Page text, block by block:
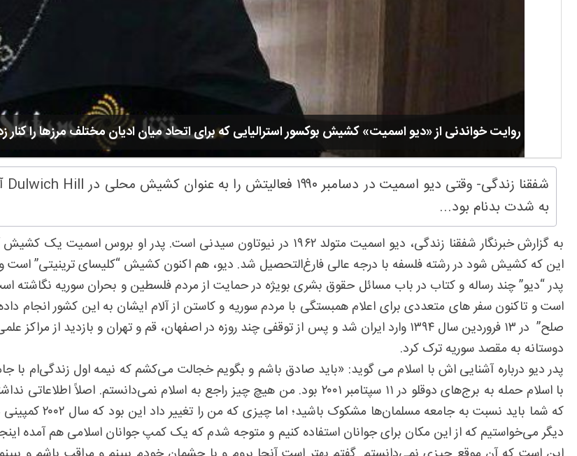
روایت خواندنی از «دیو اسمیت» کشیش بوکسور استرالیایی که برای اتحاد میان ادیان مختلف مرزها را کنار
به شدت بدنام بود...
این که کشیش شود در رشته فلسفه با درجه عالی فارغ‌التحصیل شد. دیو، هم اکنون کشیش “کلیسای ترینیتی”
پدر “دیو” چند رساله و کتاب در باب مسائل حقوق بشری بویژه در حمایت از مردم فلسطین و بحران سوریه
است و تاکنون سفر های متعددی برای اعلام همبستگی با مردم سوریه و کاستن از آلام ایشان به این کشور انجام
صلح” در ۱۳ فروردین سال ۱۳۹۴ وارد ایران شد و پس از توقفی چند روزه در اصفهان، قم و تهران و
دوستانه به مقصد سوریه ترک کرد.
پدر دیو درباره آشنایی اش با اسلام می گوید: «باید صادق باشم و بگویم خجالت می‌کشم که نیمه اول زندگی‌ام با
با اسلام حمله به برج‌های دوقلو در ۱۱ سپتامبر ۲۰۰۱ بود. من هیچ چیز راجع به اسلام
که شما باید نسبت
دیگر می‌خواستیم که از این مکان برای جوانان استفاده کنیم و متوجه شدم که یک کمپ جوانان اسلامی هم آمده